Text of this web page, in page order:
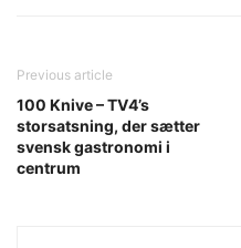
Previous article
100 Knive – TV4’s
storsatsning, der sætter
svensk gastronomi i
centrum